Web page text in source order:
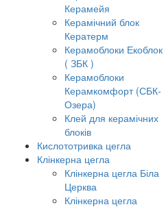
Керамейя
Керамічний блок
Кератерм
Керамоблоки Екоблок
( ЗБК )
Керамоблоки
Керамкомфорт (СБК-
Озера)
Клей для керамічних
блоків
Кислототривка цегла
Клінкерна цегла
Клінкерна цегла Біла
Церква
Клінкерна цегла